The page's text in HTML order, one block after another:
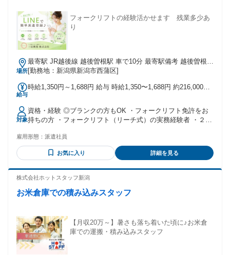
フォークリフトの経験活かせます 残業多少あ
り
場所
最寄駅 JR越後線 越後曽根駅 車で10分 最寄駅備考 越後曽根駅
から車で約10分
[勤務地：新潟県新潟市西蒲区]
給与
時給1,350円～1,688円 給与 時給1,350〜1,688円 約216,000円
対象
資格・経験 ◎ブランクの方もOK ・フォークリフト免許をお
持ちの方 ・フォークリフト（リーチ式）の実務経験者 ・２０
雇用形態： 派遣社員
お気に入り 詳細を見る
株式会社ホットスタッフ新潟
お米倉庫での積み込みスタッフ
【月収20万～】暑さも落ち着いた頃に♪お米倉
庫での運搬・積み込みスタッフ